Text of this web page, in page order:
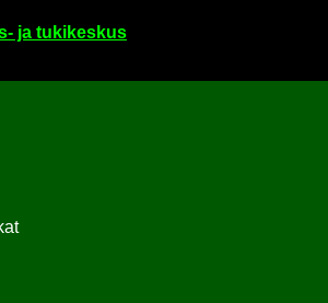
ja tu­ki­kes­kus